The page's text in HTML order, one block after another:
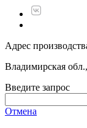
Адрес
Владимирская
Введите запрос
Отмена